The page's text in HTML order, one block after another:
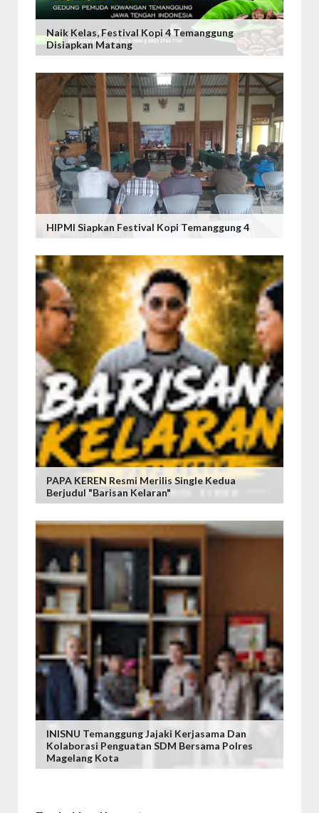
Naik Kelas, Festival Kopi 4 Temanggung
Disiapkan Matang
HIPMI Siapkan Festival Kopi Temanggung 4
PAPA KEREN Resmi Merilis Single Kedua
Berjudul "Barisan Kelaran"
INISNU Temanggung Jajaki Kerjasama Dan
Kolaborasi Penguatan SDM Bersama Polres
Magelang Kota